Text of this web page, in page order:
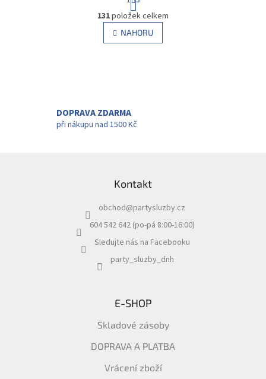
O
v
l
á
v
p
i
u
t
r
á
n
k
131položek celkem
NAHORU
DOPRAVA ZDARMA
při nákupu nad 1500 Kč
Kontakt
obchod@partysluzby.cz
604 542 642 (po-pá 8:00-16:00)
Sledujte nás na Facebooku
party_sluzby_dnh
E-SHOP
Skladové zásoby
DOPRAVA A PLATBA
Vrácení zboží